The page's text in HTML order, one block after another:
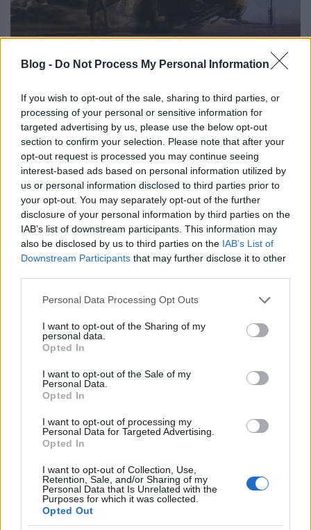
Blog - Do Not Process My Personal Information
If you wish to opt-out of the sale, sharing to third parties, or
processing of your personal or sensitive information for
targeted advertising by us, please use the below opt-out
section to confirm your selection. Please note that after your
opt-out request is processed you may continue seeing
interest-based ads based on personal information utilized by
us or personal information disclosed to third parties prior to
your opt-out. You may separately opt-out of the further
disclosure of your personal information by third parties on the
IAB’s list of downstream participants. This information may
also be disclosed by us to third parties on the IAB’s List of
Downstream Participants that may further disclose it to other
Please note that this website/app uses one or more Google
not limited to your visit or usage behaviour. You may click to
grant or deny consent to Google and its third-party tags to
use your data for below specified purposes in below Google
consent section.
Personal Data Processing Opt Outs
I want to opt-out of the Sharing of my
personal data.
Opted In
I want to opt-out of the Sale of my
Personal Data.
Opted In
I want to opt-out of processing my
Personal Data for Targeted Advertising.
Opted In
I want to opt-out of Collection, Use,
Retention, Sale, and/or Sharing of my
Personal Data that Is Unrelated with the
Purposes for which it was collected.
Opted Out